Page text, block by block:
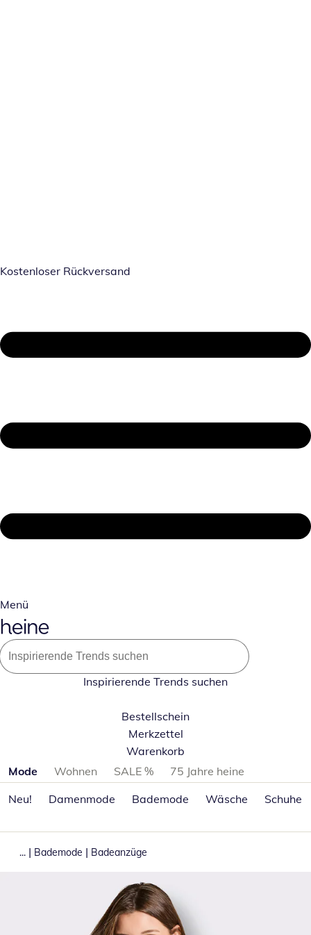
Kostenloser Rückversand
Menü
Inspirierende Trends suchen
Bestellschein
Merkzettel
Warenkorb
Produktkategorien überspringen
Mode Wohnen SALE %
75 Jahre heine
Neu!
Damenmode Bademode Wäsche Schuhe
... | Bademode | Badeanzüge